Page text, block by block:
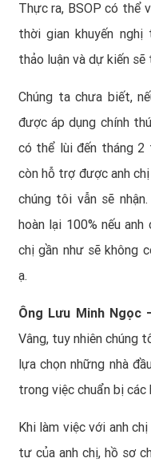
Thực ra, BSOP có thể
thời gian khuyến
thảo luận và dự kiến
Chúng ta chưa biết,
được áp dụng chính
có thể lùi đến tháng 2
còn hỗ trợ được anh
chúng tôi vẫn sẽ
hoàn lại 100% nếu
chị gần như sẽ không
ạ.
Ông Lưu Minh Ngọc
Vâng, tuy nhiên chúng
lựa chọn những nhà
trong việc chuẩn bị
Khi làm việc với anh
tư của anh chị, hồ sơ